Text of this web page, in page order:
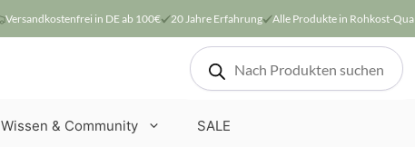
Versandkostenfrei in DE ab 100€ 20 Jahre Erfahrung Alle Produkte in Rohkost-
Products
search
Wissen & Community SALE